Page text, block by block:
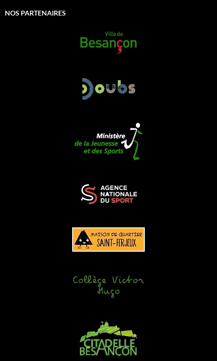
NOS PARTENAIRES